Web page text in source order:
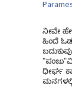
ನೀವೇ
ಹಿಂದೆ
ಧೀರ್ಘ